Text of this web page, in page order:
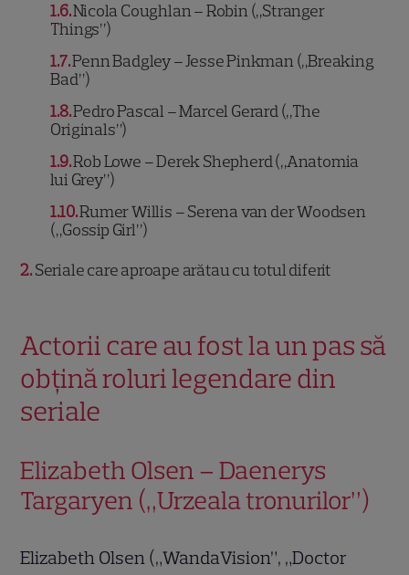
1.6Nicola Coughlan – Robin („Stranger
Things”)
1.7Penn Badgley – Jesse Pinkman („Breaking
Bad”)
1.8Pedro Pascal – Marcel Gerard („The
Originals”)
1.9Rob Lowe – Derek Shepherd („Anatomia
lui Grey”)
1.10Rumer Willis – Serena van der Woodsen
(„Gossip Girl”)
2 Seriale care aproape arătau cu totul diferit
Actorii care au fost la un pas să
obțină roluri legendare din
seriale
Elizabeth Olsen – Daenerys
Targaryen („Urzeala tronurilor”)
Elizabeth Olsen („WandaVision”, „Doctor